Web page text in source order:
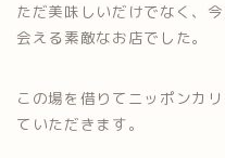
ただ美味しいだけでなく、
会える素敵なお店でした。
この場を借りてニッポンカ
ていただきます。